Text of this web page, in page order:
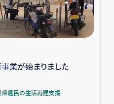
興支援
支援事業
づくり
業が始まりました
帰還民の生活再建支援